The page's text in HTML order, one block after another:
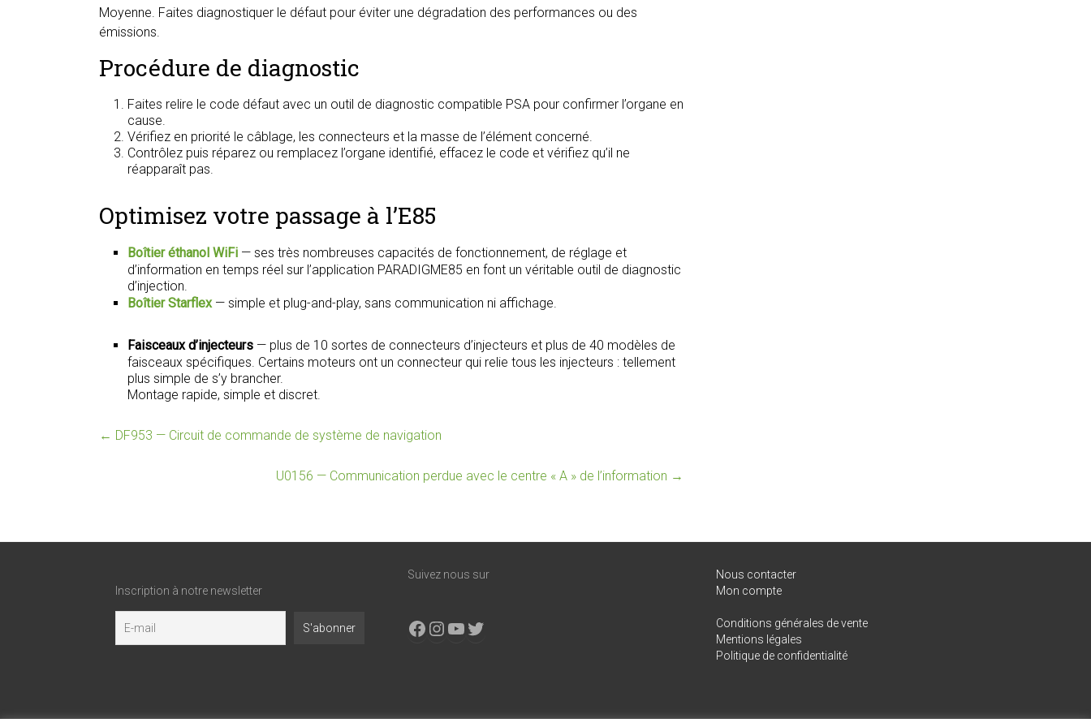
Moyenne. Faites diagnostiquer le défaut pour éviter une dégradation des performances ou des
émissions.
Procédure de diagnostic
Faites relire le code défaut avec un outil de diagnostic compatible PSA pour confirmer l’organe en
cause.
Vérifiez en priorité le câblage, les connecteurs et la masse de l’élément concerné.
Contrôlez puis réparez ou remplacez l’organe identifié, effacez le code et vérifiez qu’il ne
réapparaît pas.
Optimisez votre passage à l’E85
Boîtier éthanol WiFi — ses très nombreuses capacités de fonctionnement, de réglage et
d’information en temps réel sur l’application PARADIGME85 en font un véritable outil de diagnostic
d’injection.
Boîtier Starflex— simple et plug-and-play, sans communication ni affichage.
Faisceaux d’injecteurs — plus de 10 sortes de connecteurs d’injecteurs et plus de 40 modèles de
faisceaux spécifiques. Certains moteurs ont un connecteur qui relie tous les injecteurs : tellement
plus simple de s’y brancher.
Montage rapide, simple et discret.
← DF953 — Circuit de commande de système de navigation
U0156 — Communication perdue avec le centre « A » de l’information →
Inscription à notre newsletter
Suivez nous sur
Facebook
Instagram
YouTube
X
Nous contacter
Mon compte
Conditions générales de vente
Mentions légales
Politique de confidentialité